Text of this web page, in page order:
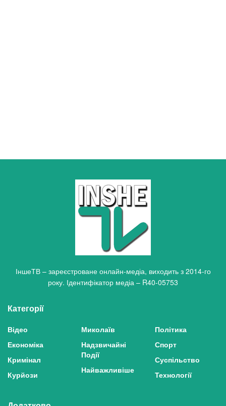
ІншеТВ – зареєстроване онлайн-медіа, виходить з 2014-го
року. Ідентифікатор медіа – R40-05753
Категорії
Відео
Економіка
Кримінал
Курйози
Миколаїв
Надзвичайні
Події
Найважливіше
Політика
Спорт
Суспільство
Технології